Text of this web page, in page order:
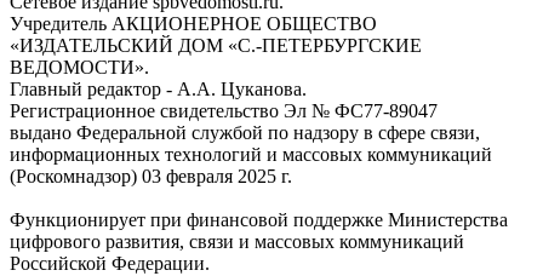
Учредитель АКЦИОНЕРНОЕ ОБЩЕСТВО
«ИЗДАТЕЛЬСКИЙ ДОМ «С.-ПЕТЕРБУРГСКИЕ
ВЕДОМОСТИ».
Главный редактор - А.А. Цуканова.
Регистрационное свидетельство Эл № ФС77-89047
выдано Федеральной службой по надзору в сфере связи,
информационных технологий и массовых коммуникаций
(Роскомнадзор) 03 февраля 2025 г.
Функционирует при финансовой поддержке Министерства
цифрового развития, связи и массовых коммуникаций
Российской Федерации.